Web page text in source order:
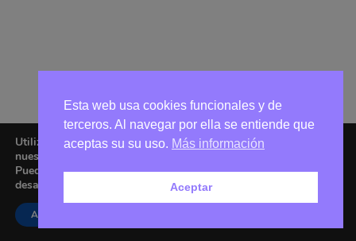
Utilizamos cookies para ofrecerte la mejor experiencia en
nuestra web.
Puedes aprender más sobre qué cookies utilizamos o
desactivarlas en los
Aceptar
Esta web usa cookies funcionales y de
terceros. Al navegar por ella se entiende que
aceptas su su uso. Más información
Aceptar